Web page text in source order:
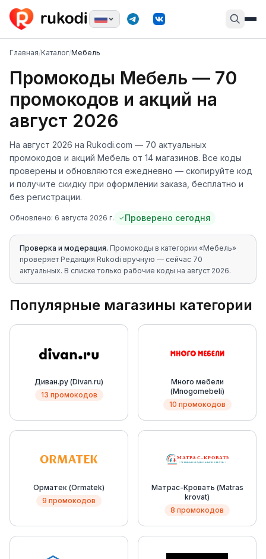
Главная/Каталог/Мебель
Промокоды Мебель — 70
промокодов и акций на
август 2026
На август 2026 на Rukodi.com — 70 актуальных
промокодов и акций Мебель от 14 магазинов. Все коды
проверены и обновляются ежедневно — скопируйте код
и получите скидку при оформлении заказа, бесплатно и
без регистрации.
Обновлено: 6 августа 2026 г. Проверено сегодня
Проверка и модерация. Промокоды в категории «Мебель»
проверяет Редакция Rukodi вручную — сейчас 70
актуальных. В списке только рабочие коды на август 2026.
Популярные магазины категории
Диван.ру (Divan.ru)
13 промокодов
Много мебели
(Mnogomebeli)
10 промокодов
Орматек (Ormatek)
9 промокодов
Матрас-Кровать (Matras
krovat)
8 промокодов